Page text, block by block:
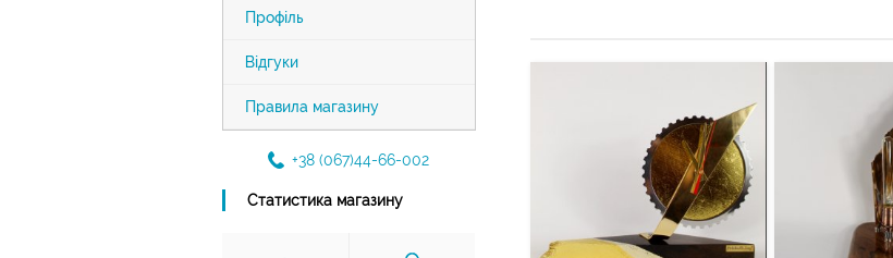
Профіль
Відгуки
Правила магазину
+38 (067)44-66-002
Статистика магазину